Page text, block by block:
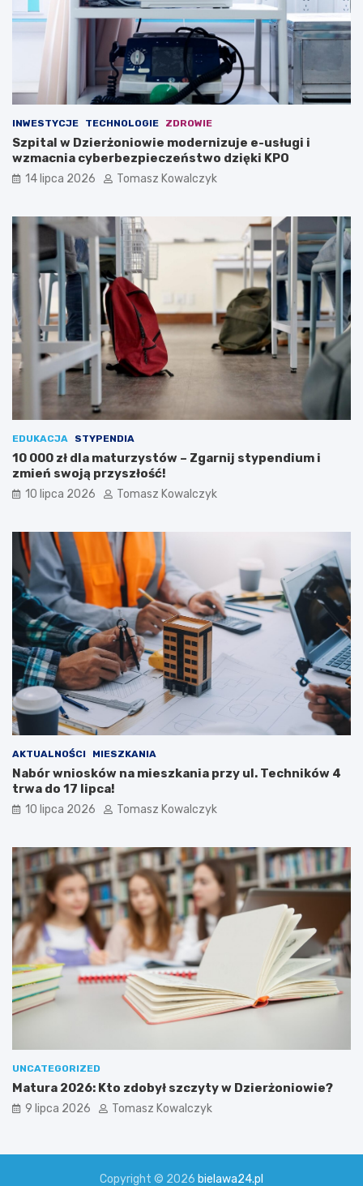
INWESTYCJE TECHNOLOGIE ZDROWIE
Szpital w Dzierżoniowie modernizuje e-usługi i
wzmacnia cyberbezpieczeństwo dzięki KPO
14 lipca 2026 Tomasz Kowalczyk
EDUKACJA STYPENDIA
10 000 zł dla maturzystów – Zgarnij stypendium i
zmień swoją przyszłość!
10 lipca 2026 Tomasz Kowalczyk
AKTUALNOŚCI MIESZKANIA
Nabór wniosków na mieszkania przy ul. Techników 4
trwa do 17 lipca!
10 lipca 2026 Tomasz Kowalczyk
UNCATEGORIZED
Matura 2026: Kto zdobył szczyty w Dzierżoniowie?
9 lipca 2026 Tomasz Kowalczyk
Copyright © 2026 bielawa24.pl